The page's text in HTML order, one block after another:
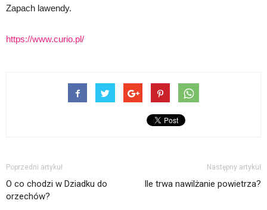
Zapach lawendy.
https://www.curio.pl/
Poprzedni artykuł
O co chodzi w Dziadku do
orzechów?
Następny artykuł
Ile trwa nawilżanie powietrza?